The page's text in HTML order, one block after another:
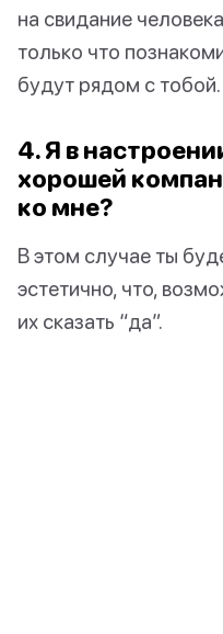
на свидание
только что
будут рядом с тобой.
4. Я в
хорошей
ко мне?
В этом случае ты
эстетично, что,
их сказать “да”.